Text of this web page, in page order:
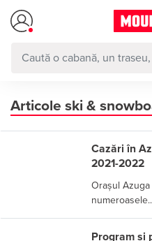
Articole ski &
Cazări în
2021-2022
Orașul
Program și